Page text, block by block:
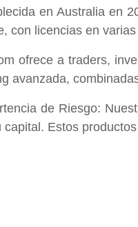
en Australia en
con licencias en
ofrece a traders,
avanzada,
de Riesgo:
capital. Estos